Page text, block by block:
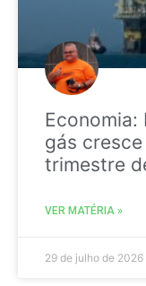
Economia:
gás
trimestre
VER MATÉRIA »
29 de julho de 2026